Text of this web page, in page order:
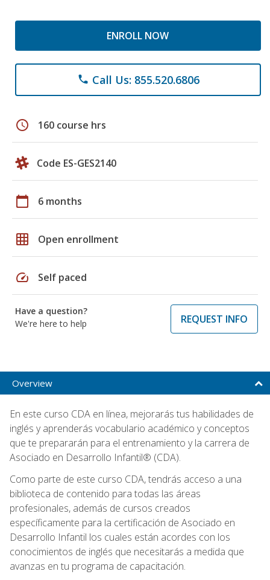
ENROLL NOW
phone Call Us: 855.520.6806
schedule 160 course hrs
Code ES-GES2140
calendar_today 6 months
grid_on Open enrollment
speed Self paced
Have a question?
We're here to help
REQUEST INFO
Overview
En este curso CDA en línea, mejorarás tus habilidades de
inglés y aprenderás vocabulario académico y conceptos
que te prepararán para el entrenamiento y la carrera de
Asociado en Desarrollo Infantil® (CDA).
Como parte de este curso CDA, tendrás acceso a una
biblioteca de contenido para todas las áreas
profesionales, además de cursos creados
específicamente para la certificación de Asociado en
Desarrollo Infantil los cuales están acordes con los
conocimientos de inglés que necesitarás a medida que
avanzas en tu programa de capacitación.